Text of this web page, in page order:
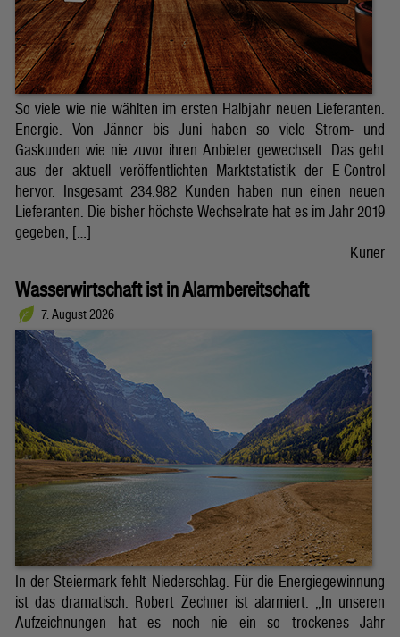
So viele wie nie wählten im ersten Halbjahr neuen Lieferanten.
Energie. Von Jänner bis Juni haben so viele Strom- und
Gaskunden wie nie zuvor ihren Anbieter gewechselt. Das geht
aus der aktuell veröffentlichten Marktstatistik der E-Control
hervor. Insgesamt 234.982 Kunden haben nun einen neuen
Lieferanten. Die bisher höchste Wechselrate hat es im Jahr 2019
gegeben, […]
Kurier
Wasserwirtschaft ist in Alarmbereitschaft
7. August 2026
In der Steiermark fehlt Niederschlag. Für die Energiegewinnung
ist das dramatisch. Robert Zechner ist alarmiert. „In unseren
Aufzeichnungen hat es noch nie ein so trockenes Jahr